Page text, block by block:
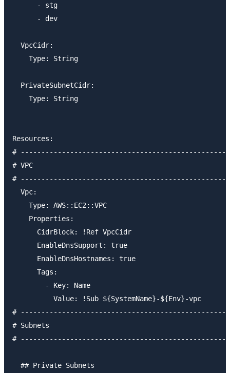
      - stg
      - dev
  VpcCidr:
    Type: String
  PrivateSubnetCidr:
    Type: String
Resources:
#
# VPC
#
  Vpc:
    Type: AWS::EC2::VPC
    Properties:
      CidrBlock: !Ref VpcCidr
      EnableDnsSupport: true
      EnableDnsHostnames: true
      Tags:
        - Key: Name
          Value: !Sub ${SystemName}-${Env}-vpc
#
# Subnets
#
  ## Private Subnets